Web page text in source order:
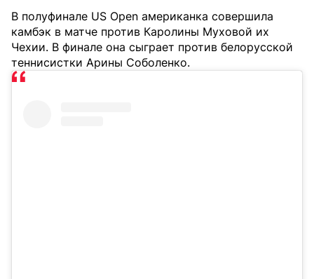
В полуфинале US Open американка совершила
камбэк в матче против Каролины Муховой их
Чехии. В финале она сыграет против белорусской
теннисистки Арины Соболенко.